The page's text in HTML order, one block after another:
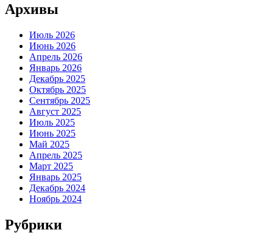
Архивы
Июль 2026
Июнь 2026
Апрель 2026
Январь 2026
Декабрь 2025
Октябрь 2025
Сентябрь 2025
Август 2025
Июль 2025
Июнь 2025
Май 2025
Апрель 2025
Март 2025
Январь 2025
Декабрь 2024
Ноябрь 2024
Рубрики